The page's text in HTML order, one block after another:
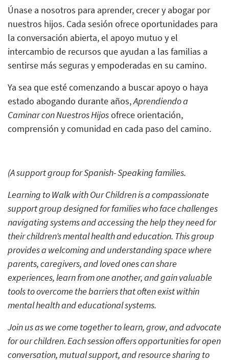
Únase a nosotros para aprender, crecer y abogar por
nuestros hijos. Cada sesión ofrece oportunidades para
la conversación abierta, el apoyo mutuo y el
intercambio de recursos que ayudan a las familias a
sentirse más seguras y empoderadas en su camino.
Ya sea que esté comenzando a buscar apoyo o haya
estado abogando durante años,Aprendiendo a
Caminar con Nuestros Hijosofrece orientación,
comprensión y comunidad en cada paso del camino.
(A support group for Spanish- Speaking families.
Learning to Walk with Our Children is a compassionate
support group designed for families who face challenges
navigating systems and accessing the help they need for
their children’s mental health and education. This group
provides a welcoming and understanding space where
parents, caregivers, and loved ones can share
experiences, learn from one another, and gain valuable
tools to overcome the barriers that often exist within
mental health and educational systems.
Join us as we come together to learn, grow, and advocate
for our children. Each session offers opportunities for open
conversation, mutual support, and resource sharing to